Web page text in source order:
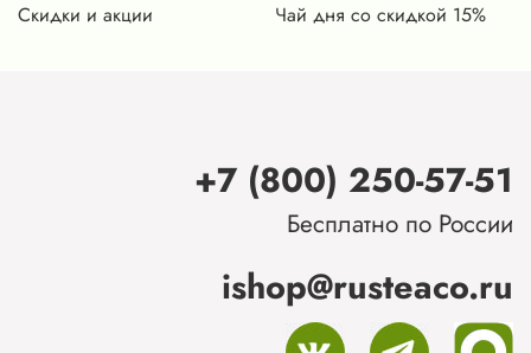
Скидки и акции Чай дня со скидкой 15%
+7 (800) 250-57-51
Бесплатно по России
ishop@rusteaco.ru